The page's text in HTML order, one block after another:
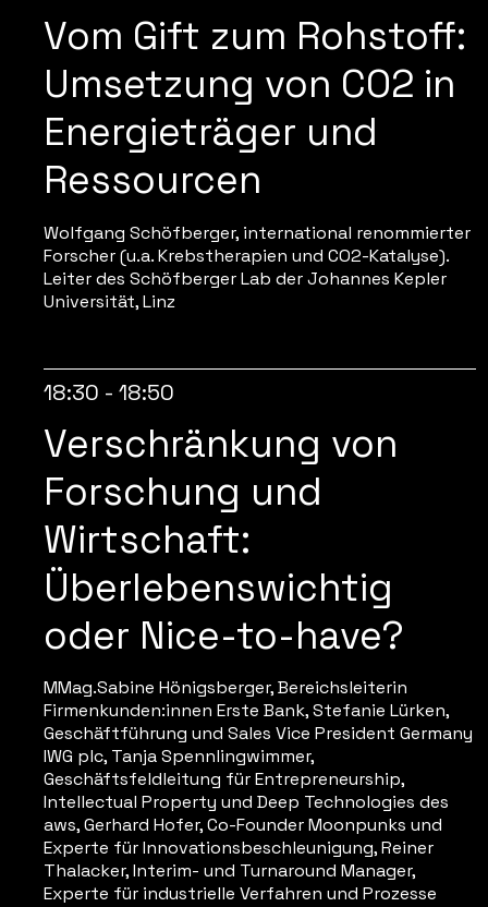
Wolfgang Schöfberger, international renommierter
Forscher (u.a. Krebstherapien und CO2-Katalyse).
Leiter des Schöfberger Lab der Johannes Kepler
Universität, Linz
Vom Gift zum Rohstoff:
Umsetzung von CO2 in
Energieträger und
Ressourcen
18:30 - 18:50
MMag.Sabine Hönigsberger, Bereichsleiterin
Firmenkunden:innen Erste Bank, Stefanie Lürken,
Geschäftführung und Sales Vice President Germany
IWG plc, Tanja Spennlingwimmer,
Geschäftsfeldleitung für Entrepreneurship,
Intellectual Property und Deep Technologies des
aws, Gerhard Hofer, Co-Founder Moonpunks und
Experte für Innovationsbeschleunigung, Reiner
Thalacker, Interim- und Turnaround Manager,
Experte für industrielle Verfahren und Prozesse
Verschränkung von
Forschung und
Wirtschaft:
Überlebenswichtig
oder Nice-to-have?